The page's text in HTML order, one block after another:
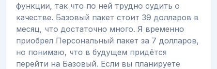
функции, так что по ней трудно судить о
качестве. Базовый пакет стоит 39 долларов в
месяц, что достаточно много. Я временно
приобрел Персональный пакет за 7 долларов,
но понимаю, что в будущем придётся
перейти на Базовый. Если вы планируете